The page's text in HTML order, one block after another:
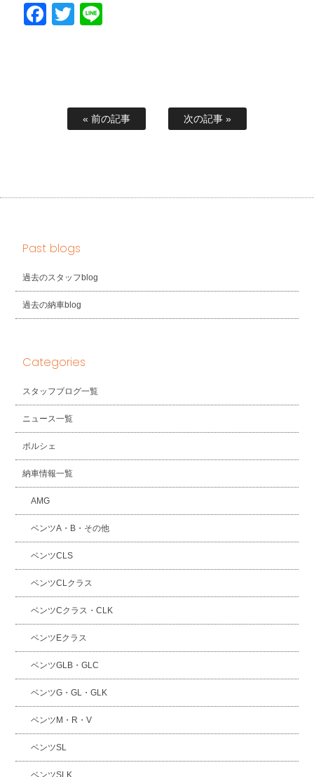
Facebook
Twitter
Line
« 前の記事 次の記事 »
Past blogs
過去のスタッフblog
過去の納車blog
Categories
スタッフブログ一覧
ニュース一覧
ポルシェ
納車情報一覧
AMG
ベンツA・B・その他
ベンツCLS
ベンツCLクラス
ベンツCクラス・CLK
ベンツEクラス
ベンツGLB・GLC
ベンツG・GL・GLK
ベンツM・R・V
ベンツSL
ベンツSLK